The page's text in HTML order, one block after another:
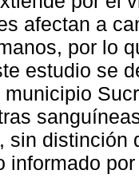
afectan a
por lo
estudio se
sin distinción
informado